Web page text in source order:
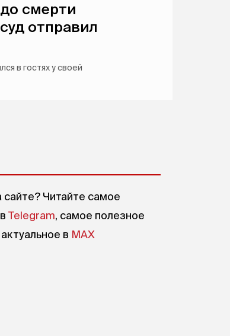
смерти
отправил
в гостях у своей
сайте? Читайте самое
Telegram, самое полезное
в MAX